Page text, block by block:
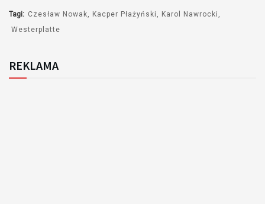
Tagi: Czesław Nowak Kacper Płażyński
Karol Nawrocki
Westerplatte
REKLAMA